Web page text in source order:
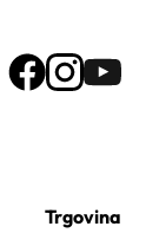
Trgovina